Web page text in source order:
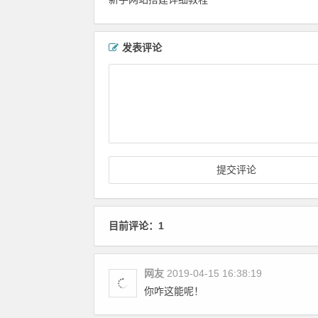
发表评论
目前评论：1
网友 2019-04-15 16:38:19
你咋这能呢！